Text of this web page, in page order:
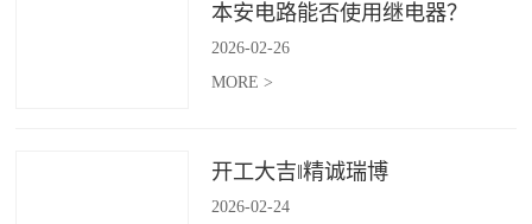
本安电路能否使用继电器？
2026-02-26
MORE >
开工大吉‖精诚瑞博
2026-02-24